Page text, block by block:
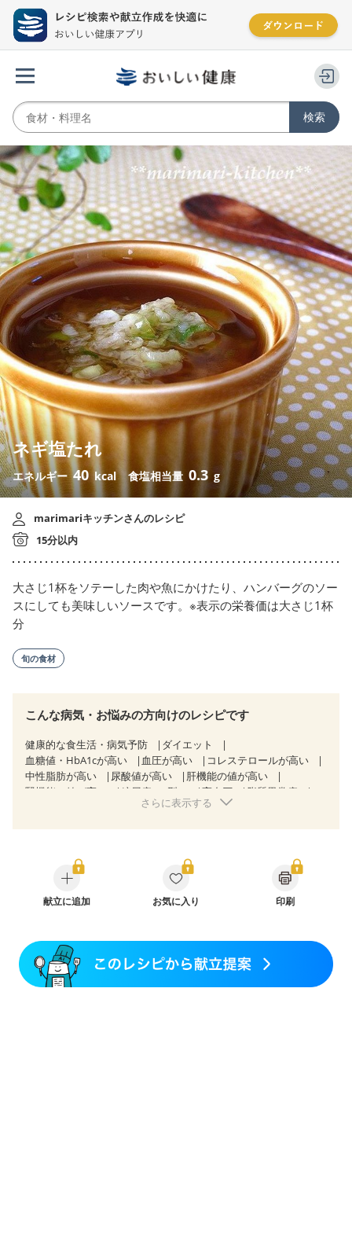
ネギ塩たれ
エネルギー40 kcal 食塩相当量 0.3 g
marimariキッチンさんのレシピ
15分以内
大さじ1杯をソテーした肉や魚にかけたり、ハンバーグのソー
スにしても美味しいソースです。※表示の栄養価は大さじ1杯
分
旬の食材
こんな病気・お悩みの方向けのレシピです
健康的な食生活・病気予防
ダイエット
血糖値・HbA1cが高い
血圧が高い
コレステロールが高い
中性脂肪が高い
尿酸値が高い
肝機能の値が高い
腎機能の値が高い
糖尿病（2型） 高血圧
脂質異常症
狭心症 心筋梗塞
潰瘍性大腸炎（寛解期）
クローン病（寛解期）
過敏性腸症候群（IBS）
睡眠時無呼吸症候群
糖尿病性腎症（第１期）
糖尿病性腎症（第２期）
CKD（ステージ３b）
乳がん（ホルモン療法中）
乳がん（放射線治療中）
乳がん治療を終えた方・経過観察中の方など
さらに表示する
献立に追加 お気に入り 印刷